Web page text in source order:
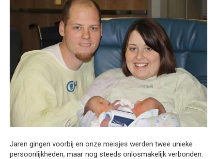
Jaren gingen voorbij en onze meisjes werden twee unieke
persoonlijkheden, maar nog steeds onlosmakelijk verbonden.